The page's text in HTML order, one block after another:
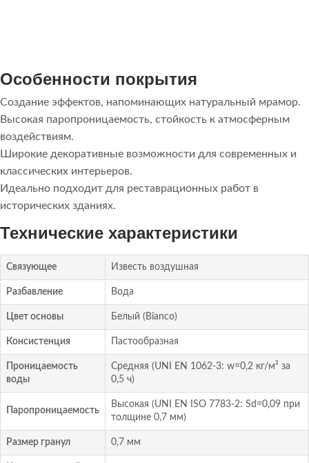
Особенности покрытия
Создание эффектов, напоминающих натуральный мрамор.
Высокая паропроницаемость, стойкость к атмосферным
воздействиям.
Широкие декоративные возможности для современных и
классических интерьеров.
Идеально подходит для реставрационных работ в
исторических зданиях.
Технические характеристики
Связующее Известь воздушная
Разбавление Вода
Цвет основы Белый (Bianco)
Консистенция Пастообразная
Проницаемость
воды
Средняя (UNI EN 1062-3: w=0,2 кг/м² за
0,5 ч)
Паропроницаемость
Высокая (UNI EN ISO 7783-2: Sd=0,09 при
толщине 0,7 мм)
Размер гранул 0,7 мм